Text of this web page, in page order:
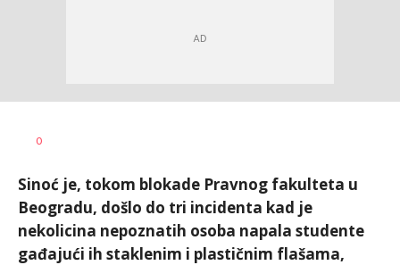
AUTOR
0
Sinoć je, tokom blokade Pravnog fakulteta u
Beogradu, došlo do tri incidenta kad je
nekolicina nepoznatih osoba napala studente
gađajući ih staklenim i plastičnim flašama,